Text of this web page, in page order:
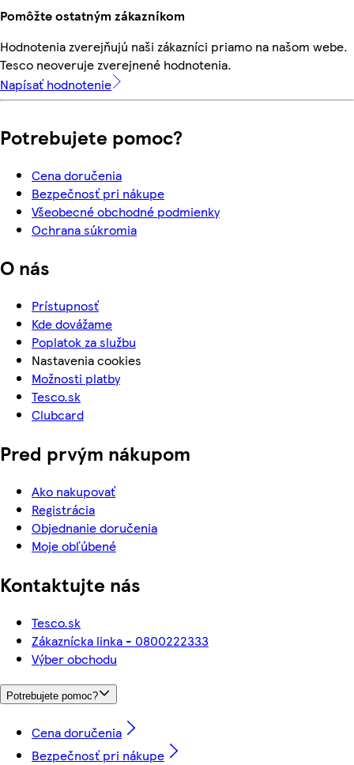
Pomôžte ostatným zákazníkom
Hodnotenia zverejňujú naši zákazníci priamo na našom webe.
Tesco neoveruje zverejnené hodnotenia.
Napísať hodnotenie
Potrebujete pomoc?
Cena doručenia
Bezpečnosť pri nákupe
Všeobecné obchodné podmienky
Ochrana súkromia
O nás
Prístupnosť
Kde dovážame
Poplatok za službu
Nastavenia cookies
Možnosti platby
Tesco.sk
Clubcard
Pred prvým nákupom
Ako nakupovať
Registrácia
Objednanie doručenia
Moje obľúbené
Kontaktujte nás
Tesco.sk
Zákaznícka linka - 0800222333
Výber obchodu
Potrebujete pomoc?
Cena doručenia
Bezpečnosť pri nákupe